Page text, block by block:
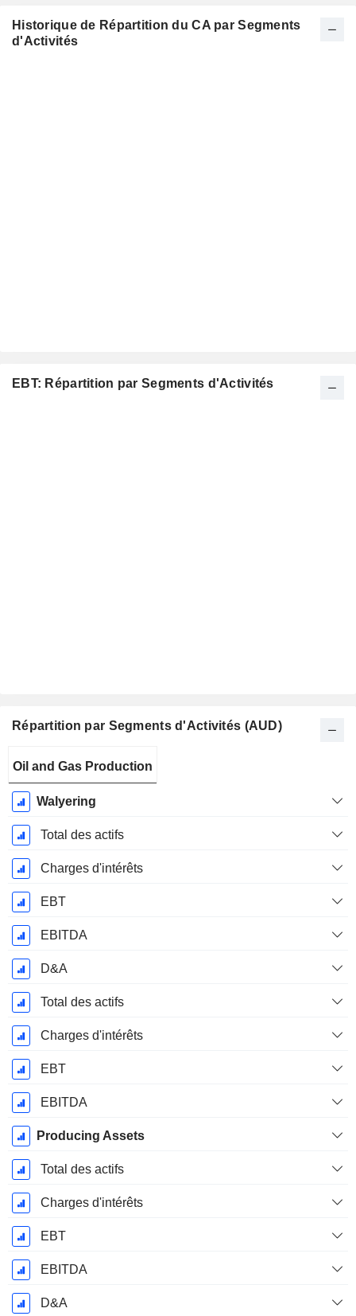
Historique de Répartition du CA par Segments
d'Activités
EBT: Répartition par Segments d'Activités
Répartition par Segments d'Activités (AUD)
Fiscale:
Juin
Oil and Gas Production
Walyering
Total des actifs
Charges d'intérêts
EBT
EBITDA
D&A
Total des actifs
Charges d'intérêts
EBT
EBITDA
Producing Assets
Total des actifs
Charges d'intérêts
EBT
EBITDA
D&A